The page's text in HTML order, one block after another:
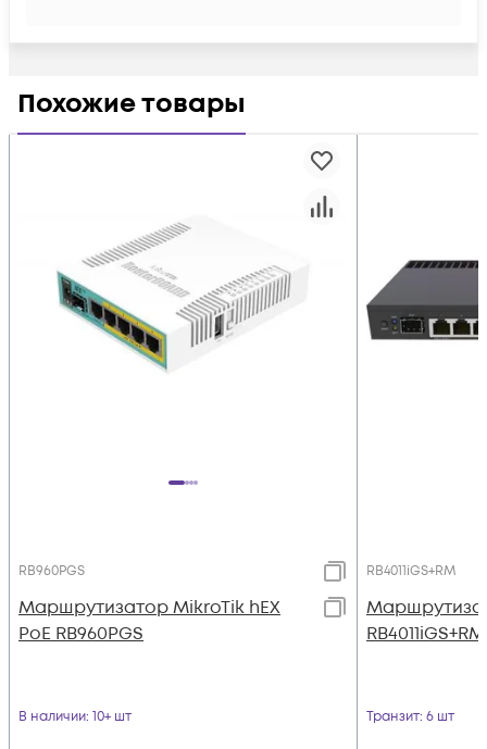
Похожие товары
RB960PGS
Маршрутизатор MikroTik hEX
PoE RB960PGS
В наличии: 10+ шт
RB4011iGS+RM
RB4011iGS+RM
Транзит: 6 шт